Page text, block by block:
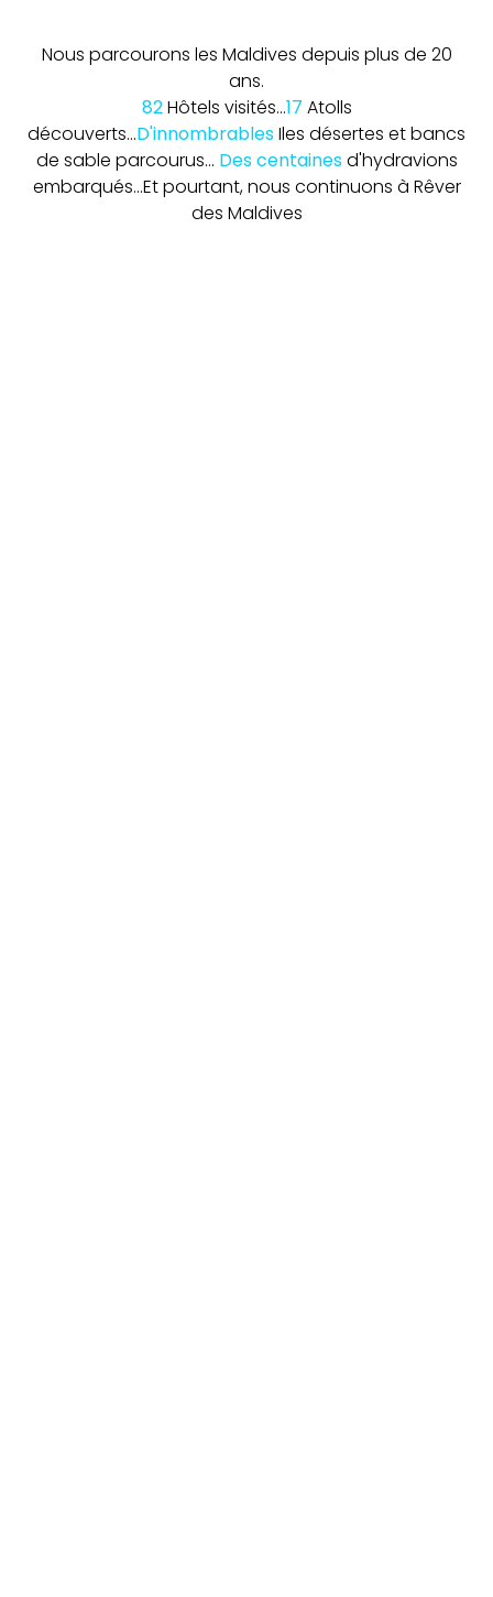
Nous parcourons les Maldives depuis plus de 20
ans.
82Hôtels visités...17 Atolls
découverts...D'innombrablesIles désertes et bancs
de sable parcourus... Des centainesd'hydravions
embarqués...Et pourtant, nous continuons à Rêver
des Maldives